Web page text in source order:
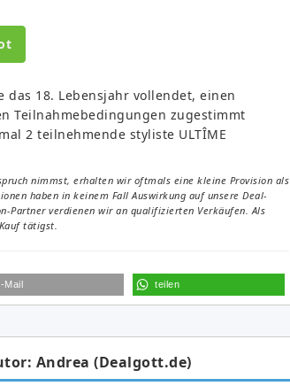
18. Lebensjahr vollendet, einen
Teilnahmebedingungen zugestimmt
2 teilnehmende styliste ULTÎME
nimmst, erhalten wir oftmals eine kleine Provision als
haben in keinem Fall Auswirkung auf unsere Deal-
Partner verdienen wir an qualifizierten Verkäufen. Als
tätigst.
Mail teilen
Andrea (Dealgott.de)